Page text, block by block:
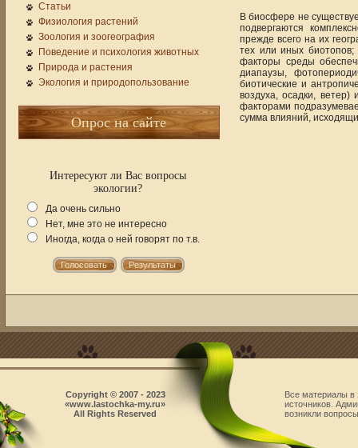
Статьи
Физиология растений
Зоология и зоогеография
Поведение и психология животных
Природа и растения
Экология и природопользование
Опрос на сайте
Интересуют ли Вас вопросы
экологии?
Да очень сильно
Нет, мне это не интересно
Иногда, когда о ней говорят по т.в.
В биосфере не
подвергаются
прежде всего на их
тех или иных биотопов;
факторы среды
диапаузы,
биотические и
воздуха, осадки,
факторами
сумма влияний,
Все материалы в
источников.
возникли
Copyright © 2007 - 2023
«www.lastochka-my.ru»
All Rights Reserved